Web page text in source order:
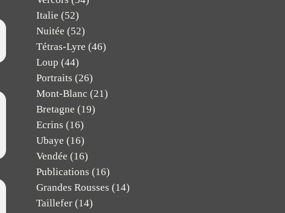
Italie (52)
Nuitée (52)
Tétras-Lyre (46)
Loup (44)
Portraits (26)
Mont-Blanc (21)
Bretagne (19)
Ecrins (16)
Ubaye (16)
Vendée (16)
Publications (16)
Grandes Rousses (14)
Taillefer (14)